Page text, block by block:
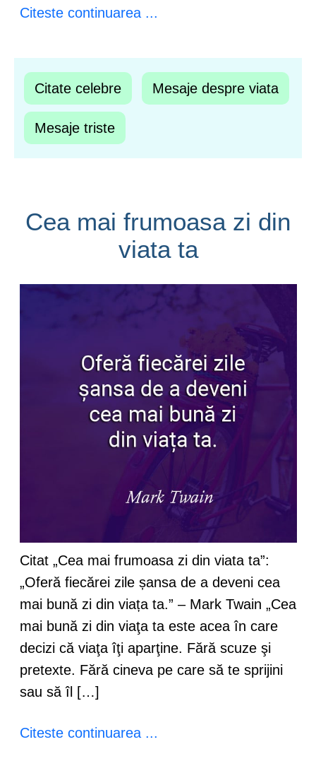
Citeste continuarea ...
Citate celebre Mesaje despre viata
Mesaje triste
Cea mai frumoasa zi din
viata ta
Citat „Cea mai frumoasa zi din viata ta”:
„Oferă fiecărei zile șansa de a deveni cea
mai bună zi din viața ta.” – Mark Twain „Cea
mai bună zi din viaţa ta este acea în care
decizi că viaţa îţi aparţine. Fără scuze şi
pretexte. Fără cineva pe care să te sprijini
sau să îl […]
Citeste continuarea ...